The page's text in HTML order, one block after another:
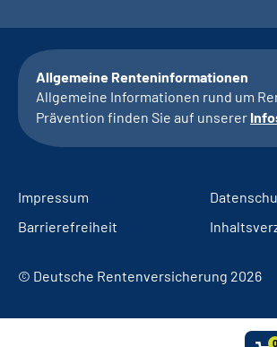
0
Allgemeine Renteninformationen
Allgemeine Informationen rund um
Prävention finden Sie auf unserer
Impressum
Barrierefreiheit
© Deutsche Rentenversicherung 2026